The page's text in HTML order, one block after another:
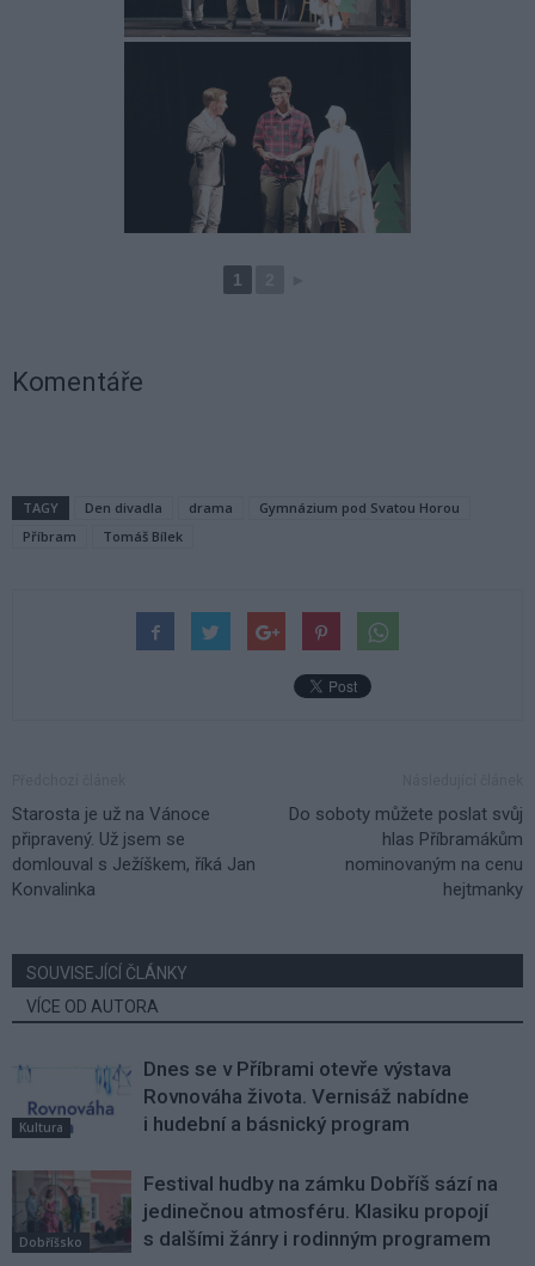
1
Komentáře
TAGY Den divadla drama
Gymnázium pod Svatou Horou
Příbram
Tomáš Bílek
Starosta je už na Vánoce
připravený. Už jsem se
domlouval s Ježíškem, říká Jan
Konvalinka
Do soboty můžete poslat svůj
hlas Příbramákům
nominovaným na cenu
hejtmanky
SOUVISEJÍCÍ ČLÁNKY
VÍCE OD AUTORA
Kultura
Dnes se v Příbrami otevře výstava
Rovnováha života. Vernisáž nabídne
i hudební a básnický program
Dobříšsko
Festival hudby na zámku Dobříš sází na
jedinečnou atmosféru. Klasiku propojí
s dalšími žánry i rodinným programem